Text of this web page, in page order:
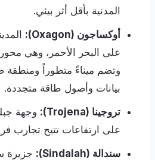
المدنية بأقل أثر بيئي.
أوكساجون (Oxagon):
على البحر الأحمر، وهي محور
وتضم ميناءً متطوراً ومنطقة
بيانات وأصول طاقة متجددة.
تروجينا (Trojena):
وجهة
على ارتفاعات تتيح تجارب
سندالة (Sindalah):
جزيرة